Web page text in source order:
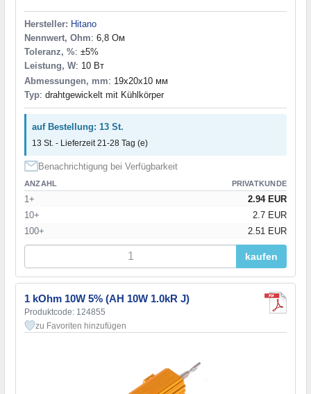
Hersteller: Hitano
Nennwert, Ohm: 6,8 Ом
Toleranz, %: ±5%
Leistung, W: 10 Вт
Abmessungen, mm: 19x20x10 мм
Typ: drahtgewickelt mit Kühlkörper
auf Bestellung: 13 St.
13 St. - Lieferzeit 21-28 Tag (e)
Benachrichtigung bei Verfügbarkeit
ANZAHL PRIVATKUNDE
1+
2.94 EUR
10+
2.7 EUR
100+
2.51 EUR
kaufen
1 kOhm 10W 5% (AH 10W 1.0kR J)
Produktcode: 124855
zu Favoriten hinzufügen